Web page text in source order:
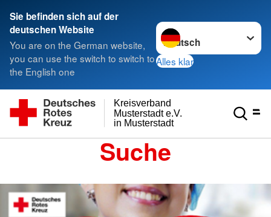
Sie befinden sich auf der
deutschen Website
You are on the German website,
you can use the switch to switch to
the English one
Sprache wechseln zu
Alles klar
in Musterstadt
Musterstadt e.V.
Kreisverband
Suche